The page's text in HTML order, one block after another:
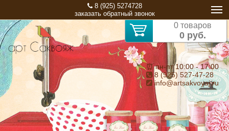
8 (925) 5274728
заказать обратный звонок
0 товаров
0 руб.
⏰ пн-пт 10:00 - 17:00
8 (925) 527-47-28
info@artsakvoyaj.ru